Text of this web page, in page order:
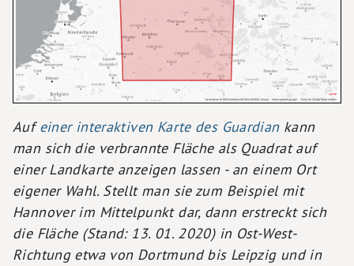
Aufeiner interaktiven Karte des Guardiankann
man sich die verbrannte Fläche als Quadrat auf
einer Landkarte anzeigen lassen - an einem Ort
eigener Wahl. Stellt man sie zum Beispiel mit
Hannover im Mittelpunkt dar, dann erstreckt sich
die Fläche (Stand: 13. 01. 2020) in Ost-West-
Richtung etwa von Dortmund bis Leipzig und in